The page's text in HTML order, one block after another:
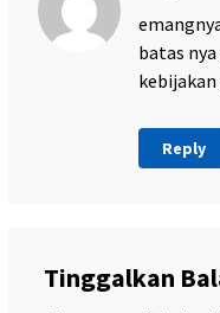
batas
Reply
Tinggalkan